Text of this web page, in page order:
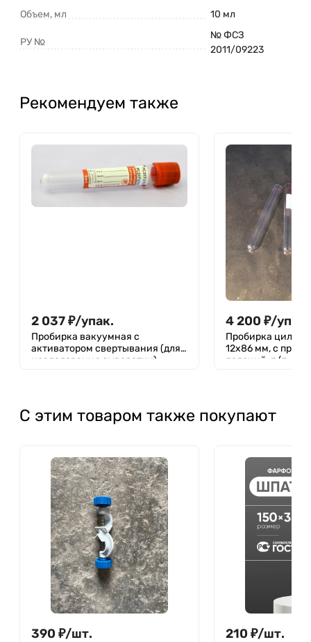
Объем, мл
10 мл
РУ №
№ ФСЗ
2011/09223
Рекомендуем также
2 037₽/упак.
Пробирка вакуумная с
активатором свертывания (для
исследования сыворотки),
4 200 ₽/упак.
Пробирка
12х86 мм, с
делений, п/п,
С этим товаром также покупают
390 ₽/шт. 210 ₽/шт.